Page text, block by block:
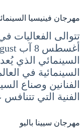
مهرجان فينيسيا
تتوالى الفعاليات
السينمائي الذي
السينمائية في
الفنانين وصناع
الفنية التي
مهرجان سيينا باليو